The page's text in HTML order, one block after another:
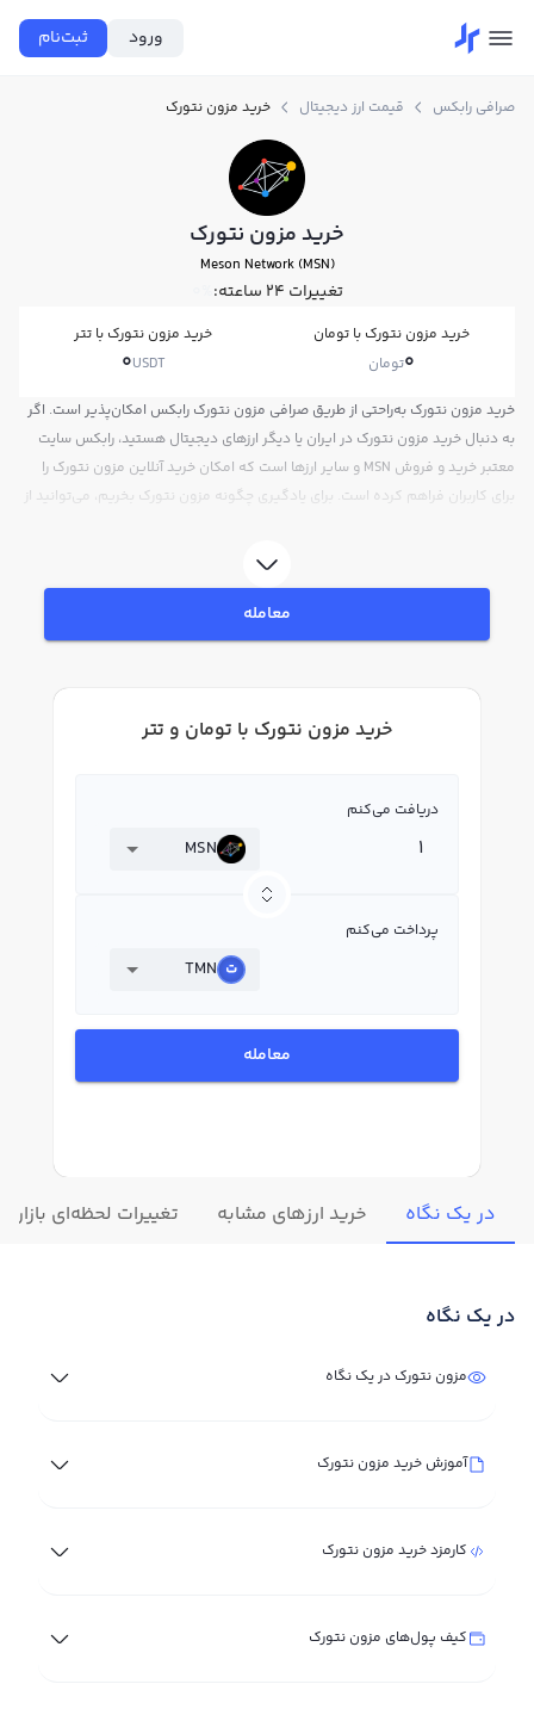
ورود ثبت‌نام
صرافی رابکس قیمت ارز دیجیتال خرید مزون نتورک
خرید مزون نتورک
Meson Network (MSN)
تغییرات ۲۴ ساعته: 0%
خرید مزون نتورک با تومان
0تومان
خرید مزون نتورک با تتر
0USDT
خرید مزون نتورک به‌راحتی از طریق صرافی مزون نتورک رابکس امکان‌پذیر است. اگر
به دنبال خرید مزون نتورک در ایران یا دیگر ارزهای دیجیتال هستید، رابکس سایت
معتبر خرید و فروش MSN و سایر ارزها است که امکان خرید آنلاین مزون نتورک را
برای کاربران فراهم کرده است. برای یادگیری چگونه مزون نتورک بخریم، می‌توانید از
فروش مزون نتورک MSN بپردازید. در بازار رابکس، قیمت لحظه‌ای، نمودار و امکانات
فروش مزون نتورک نیز در دسترس شما قرار دارد تا بتوانید تصمیمات بهتری در
معامله
خرید مزون نتورک با تومان و تتر
دریافت می‌کنم
MSN
پرداخت می‌کنم
TMN
معامله
در یک نگاه خرید ارزهای مشابه تغییرات لحظه‌ای بازار
در یک نگاه
مزون نتورک در یک نگاه
آموزش خرید مزون نتورک
کارمزد خرید مزون نتورک
کیف پول‌های مزون نتورک